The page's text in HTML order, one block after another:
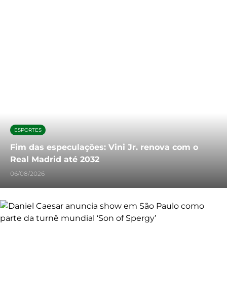
ESPORTES
Fim das especulações: Vini Jr. renova com o
Real Madrid até 2032
06/08/2026